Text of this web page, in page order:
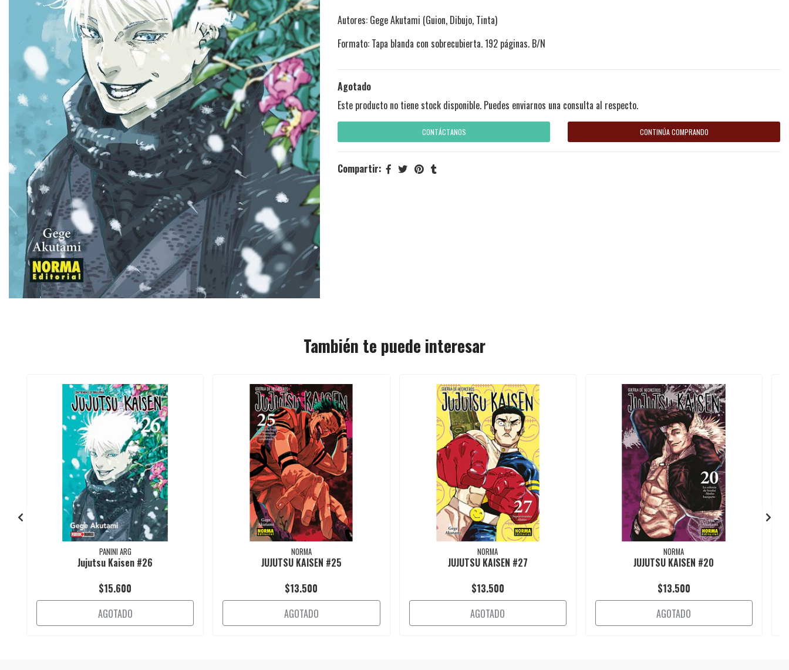
Autores: Gege Akutami (Guion, Dibujo, Tinta)
Formato: Tapa blanda con sobrecubierta. 192 páginas. B/N
Agotado
Este producto no tiene stock disponible. Puedes enviarnos una consulta al respecto.
CONTÁCTANOS CONTINÚA COMPRANDO
Compartir:
También te puede interesar
PANINI ARG
Jujutsu Kaisen #26
$15.600
AGOTADO
NORMA
JUJUTSU KAISEN #25
$13.500
AGOTADO
NORMA
JUJUTSU KAISEN #27
$13.500
AGOTADO
NORMA
JUJUTSU KAISEN #20
$13.500
AGOTADO